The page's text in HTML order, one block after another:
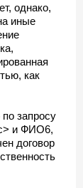
однако,
иные
как
запросу
и ФИО6,
договор